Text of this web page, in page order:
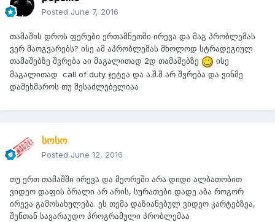
Posted June 7, 2016
თამაშის დროს ფერები ერთამნეთში ირევა და მაგ პრობლემას
ვერ მაოგვარებს? ისე ამ აპრობლემას მხოლოდ სტრადეგიულ
თამაშებზე შვრება აი მაგალითად 2დ თამაშებზე
ისე
მაგალითად call of duty ჯეტეა და ა.შ.შ არ შვრება და ვინმე
დამეხმაროს თუ შესაძლებელიაა
სოსო
Posted June 12, 2016
თუ ერთ თამაშში ირევა და მეორეში არა დიდი ალბათობით
ვიდეო დაფის ბრალი არ არის, სურათები დადე აბა როგორ
ირევა გამოსახულება. ეს თემა დაზიანებულ ვიდეო კარტებზეა,
შენთან სავარაუდო პროგრამული პრობლემაა